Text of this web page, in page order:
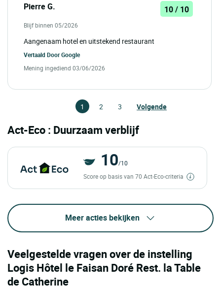
Pierre G. 10 / 10
Blijf binnen 05/2026
Aangenaam hotel en uitstekend restaurant
Vertaald DoorGoogle
Mening ingediend 03/06/2026
1 2 3 Volgende
Act-Eco : Duurzaam verblijf
10/10
Score op basis van 70 Act-Eco-criteria
Meer acties bekijken
Veelgestelde vragen over de instelling
Logis Hôtel le Faisan Doré Rest. la Table
de Catherine